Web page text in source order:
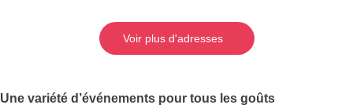
Voir plus d'adresses
Une variété d’événements pour tous les goûts